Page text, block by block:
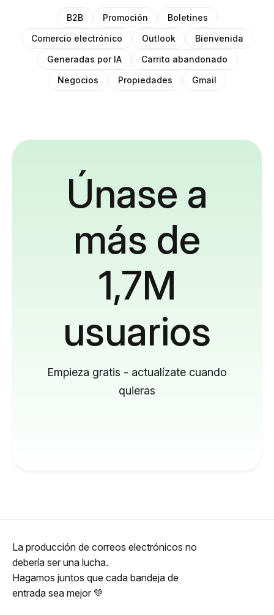
B2B Promoción
Boletines
Comercio electrónico
Outlook
Bienvenida
Generadas por IA
Carrito abandonado
Negocios
Propiedades Gmail
Únase a
más de
1,7M
usuarios
Empieza gratis - actualízate cuando
quieras
La producción de correos electrónicos no
debería ser una lucha.
Hagamos juntos que cada bandeja de
entrada sea mejor 💚